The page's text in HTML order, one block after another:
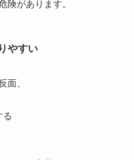
険があります。
やすい
面、
る